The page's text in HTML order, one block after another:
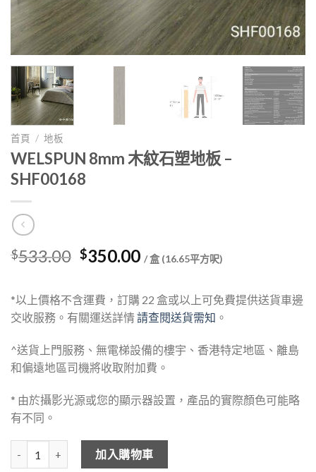
首頁 / 地板
WELSPUN 8mm 木紋石塑地板 –
SHF00168
$533.00 Original
was:
$533.00.
$350.00Current
$350.00.
/ 盒 (16.65平方呎)
*以上價格不含運費，訂購 22 盒或以上可免費提供送貨車邊
交收服務。有關運送詳情請查閱送貨需知 。
^送貨上門服務、無電梯設備的樓宇、香港特定地區、離島
和偏遠地區司機將收取附加費。
* 由於攝影光源或您的顯示器設置，產品的實際顏色可能略
有不同。
WELSPUN 8mm 木紋石塑地板 - SHF00168 數量
加入購物車